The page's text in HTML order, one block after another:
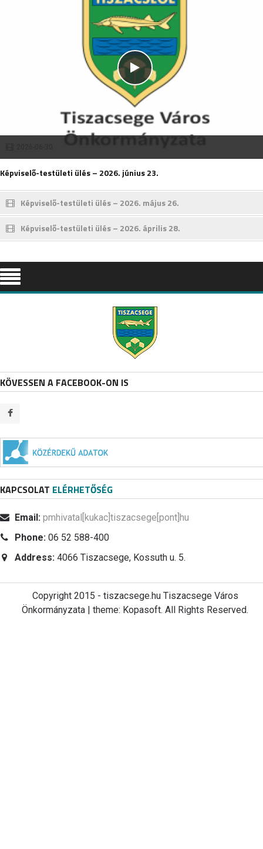
Képviselő-testületi ülés – 2026. június 23.
Képviselő-testületi ülés – 2026. május 26.
Képviselő-testületi ülés – 2026. április 28.
KÖVESSEN A FACEBOOK-ON IS
KAPCSOLAT ELÉRHETŐSÉG
Email: pmhivatal[kukac]tiszacsege[pont]hu
Phone: 06 52 588-400
Address: 4066 Tiszacsege, Kossuth u. 5.
Copyright 2015 - tiszacsege.hu Tiszacsege Város
Önkormányzata | theme: Kopasoft. All Rights Reserved.